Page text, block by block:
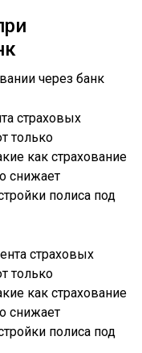
страховых
только
как страхование
снижает
полиса под